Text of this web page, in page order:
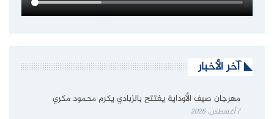
آخر الأخبار
مهرجان صيف الأوداية يفتتح بالزبادي يكرم محمود مكري
7 أغسطس، 2026